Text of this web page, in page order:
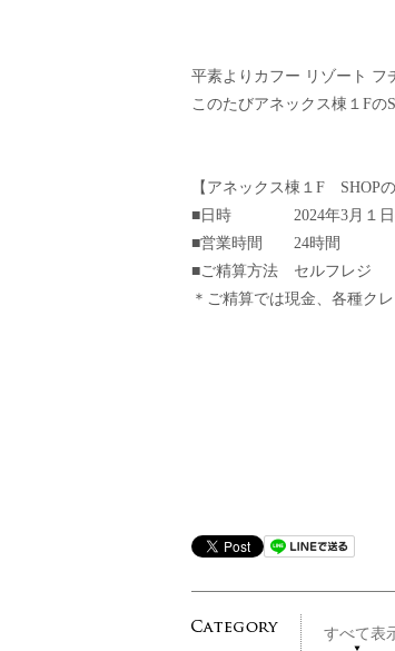
平素よりカフー リゾート フ
このたびアネックス棟１Fの
【アネックス棟１F SHOPの
■日時 2024年3月１日(
■営業時間 24時間
■ご精算方法 セルフレジ
＊ご精算では現金、各種ク
すべて表